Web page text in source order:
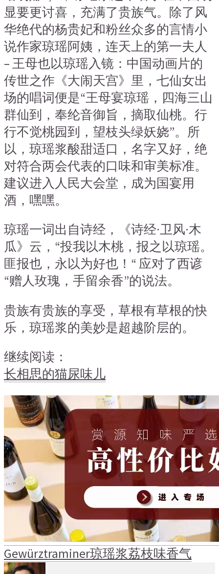
显要更讨喜，充满了贵族气。除了风
华绝代的杨贵妃和粉丝众多的言情小
说作家琼瑶阿姨，连天上的第一夫人
– 王母也以琼瑶入镜：中国动画片的
传世之作《大闹天宫》里，七仙女出
场的唱词便是“王母宴琼瑶，四海三山
群仙到，奉纶音御旨，摘取仙桃。行
行不觉桃园到，望枝头绿妖娆”。所
以，琼瑶浆酸甜适口，名字又好，绝
对符合两会代表的口味和审美标准。
建议进入人民大会堂，成为国宴用
酒，嘿嘿。
琼瑶一词出自诗经，《诗经·卫风·木
瓜》云，“投我以木桃，报之以琼瑶。
匪报也，永以为好也！“ 应对了西谚
“赠人玫瑰，手留余香”的说法。
贵族有贵族的享受，草根有草根的快
乐，琼瑶浆的美妙是超越阶层的。
继续阅读：
长相思的猫尿味儿
Gewürztraminer琼瑶浆荔枝味香气